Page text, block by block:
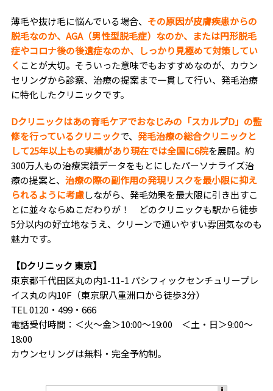
薄毛や抜け毛に悩んでいる場合、 その原因が皮膚疾患からの
脱毛なのか、AGA（男性型脱毛症）なのか、または円形脱毛
症やコロナ後の後遺症なのか、しっかり見極めて対策してい
く ことが大切。そういった意味でもおすすめなのが、カウン
セリングから診察、治療の提案まで一貫して行い、発毛治療
に特化したクリニックです。
Dクリニックはあの育毛ケアでおなじみの「スカルプD」の監
修を行っているクリニックで、 発毛治療の総合クリニックと
して25年以上もの実績があり現在では全国に6院を展開。約
300万人もの治療実績データをもとにしたパーソナライズ治
療の提案と、 治療の際の副作用の発現リスクを最小限に抑え
られるように考慮しながら、発毛効果を最大限に引き出すこ
とに並々ならぬこだわりが！ どのクリニックも駅から徒歩
5分以内の好立地なうえ、クリーンで通いやすい雰囲気なのも
魅力です。
【Dクリニック 東京】
東京都千代田区丸の内1-11-1 パシフィックセンチュリープレ
イス丸の内10F（東京駅八重洲口から徒歩3分）
TEL 0120・499・666
電話受付時間：＜火～金＞10:00～19:00 ＜土・日＞9:00～
18:00
カウンセリングは無料・完全予約制。